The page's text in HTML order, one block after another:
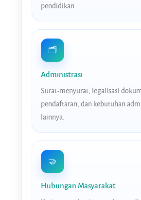
pendidikan.
🗂️
Administrasi
Surat-menyurat, legalisasi
pendaftaran, dan kebutuhan
lainnya.
🤝
Hubungan Masyarakat